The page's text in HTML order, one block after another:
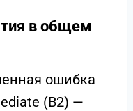
в общем
ошибка
(B2) —